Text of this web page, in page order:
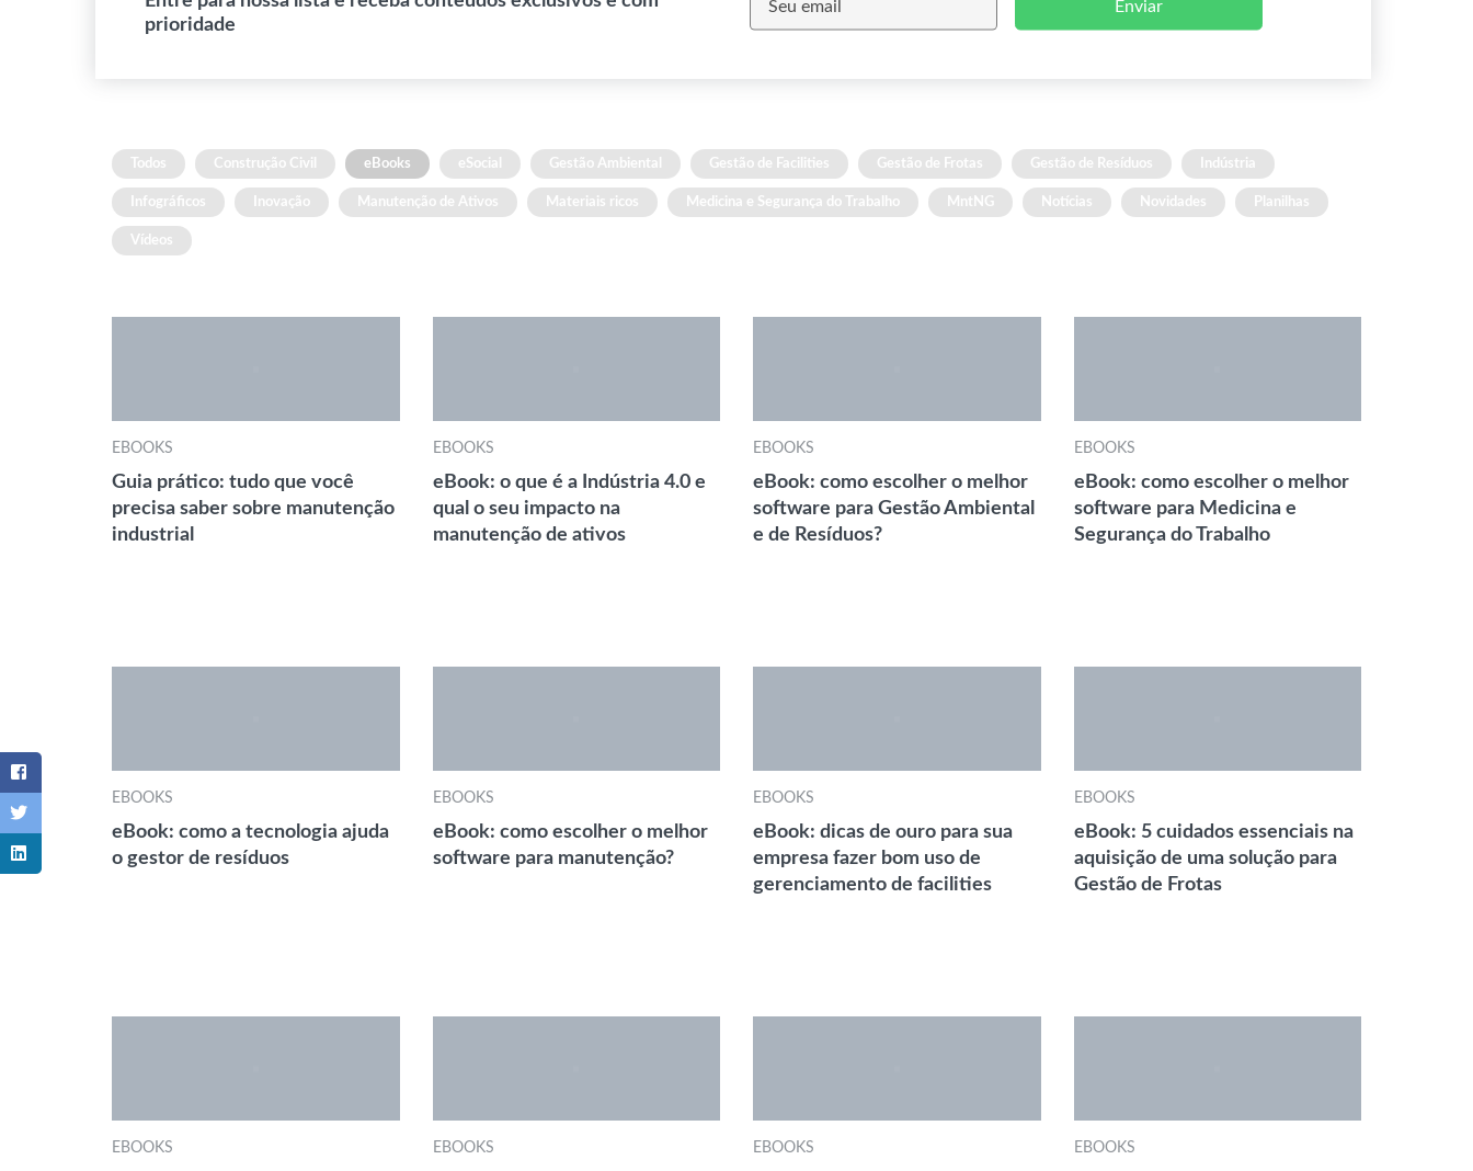
prioridade
Enviar
Todos Construção Civil eBooks eSocial Gestão Ambiental Gestão de Facilities Gestão de Frotas Gestão de Resíduos Indústria
Infográficos Inovação Manutenção de Ativos Materiais ricos Medicina e Segurança do Trabalho MntNG Notícias Novidades Planilhas
Vídeos
EBOOKS
Guia prático: tudo que você
precisa saber sobre manutenção
industrial
EBOOKS
eBook: o que é a Indústria 4.0 e
qual o seu impacto na
manutenção de ativos
EBOOKS
eBook: como escolher o melhor
software para Gestão Ambiental
e de Resíduos?
EBOOKS
eBook: como escolher o melhor
software para Medicina e
Segurança do Trabalho
EBOOKS
eBook: como a tecnologia ajuda
o gestor de resíduos
EBOOKS
eBook: como escolher o melhor
software para manutenção?
EBOOKS
eBook: dicas de ouro para sua
empresa fazer bom uso de
gerenciamento de facilities
EBOOKS
eBook: 5 cuidados essenciais na
aquisição de uma solução para
Gestão de Frotas
EBOOKS EBOOKS EBOOKS EBOOKS